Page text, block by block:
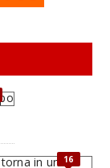
16